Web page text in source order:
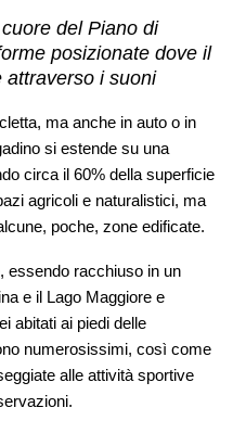
del Piano di
posizionate dove il
attraverso i suoni
ma anche in auto o in
si estende su una
circa il 60% della superficie
agricoli e naturalistici, ma
poche, zone edificate.
essendo racchiuso in un
e il Lago Maggiore e
abitati ai piedi delle
numerosissimi, così come
alle attività sportive